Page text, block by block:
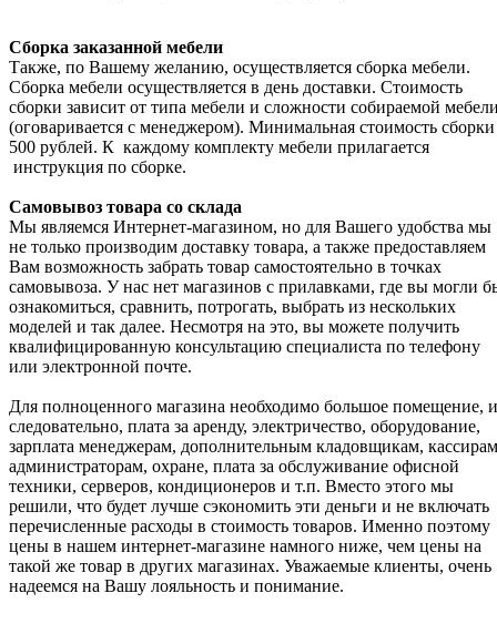
Сборка заказанной мебели
Также, по Вашему желанию, осуществляется сборка мебели.
Сборка мебели осуществляется в день доставки. Стоимость
сборки зависит от типа мебели и сложности собираемой
(оговаривается с менеджером). Минимальная стоимость сборки
500 рублей. К каждому комплекту мебели прилагается
инструкция по сборке.
Самовывоз товара со склада
Мы являемся Интернет-магазином, но для Вашего удобства мы
не только производим доставку товара, а также предоставляем
Вам возможность забрать товар самостоятельно в точках
самовывоза. У нас нет магазинов с прилавками, где вы могли
ознакомиться, сравнить, потрогать, выбрать из нескольких
моделей и так далее. Несмотря на это, вы можете получить
квалифицированную консультацию специалиста по телефону
или электронной почте.
Для полноценного магазина необходимо большое помещение,
следовательно, плата за аренду, электричество, оборудование,
зарплата менеджерам, дополнительным кладовщикам,
администраторам, охране, плата за обслуживание офисной
техники, серверов, кондиционеров и т.п. Вместо этого мы
решили, что будет лучше сэкономить эти деньги и не включать
перечисленные расходы в стоимость товаров. Именно поэтому
цены в нашем интернет-магазине намного ниже, чем цены на
такой же товар в других магазинах. Уважаемые клиенты, очень
надеемся на Вашу лояльность и понимание.